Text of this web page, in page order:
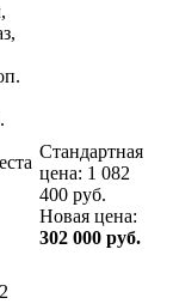
Стандартная
цена: 1 082
400 руб.
Новая цена:
302 000 руб.